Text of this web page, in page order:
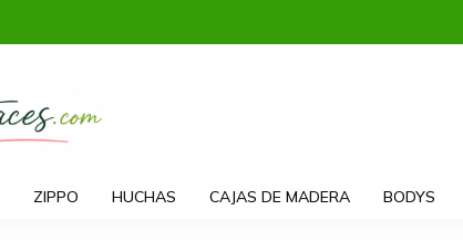
ZIPPO HUCHAS CAJAS DE MADERA BODYS